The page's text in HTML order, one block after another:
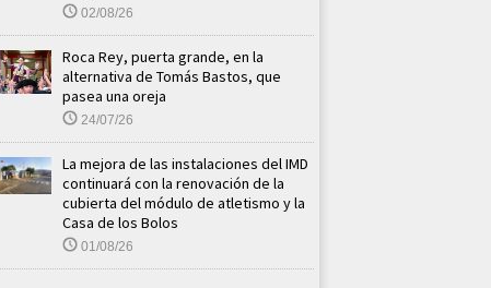
02/08/26
Roca Rey, puerta grande, en la
alternativa de Tomás Bastos, que
pasea una oreja
24/07/26
La mejora de las instalaciones del IMD
continuará con la renovación de la
cubierta del módulo de atletismo y la
Casa de los Bolos
01/08/26